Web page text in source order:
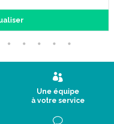
Une équipe
à votre service